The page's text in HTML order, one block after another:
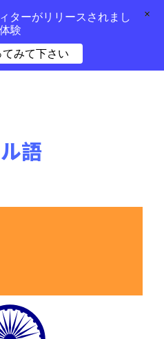
語
ターがリリースされまし
験
みて下さい
×